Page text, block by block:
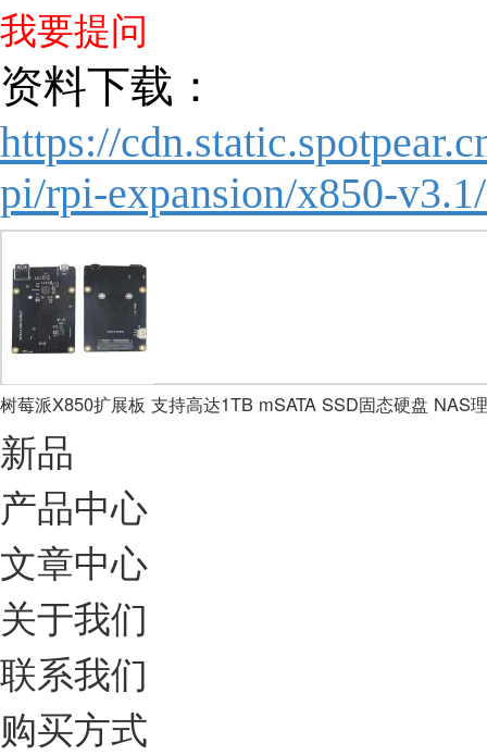
我要提问
资料下载：
https://
pi/rpi-expansion/x850-
树莓派X850扩展板 支持高达1TB mSATA SSD固态硬盘 NAS
新品
产品中心
文章中心
关于我们
联系我们
购买方式